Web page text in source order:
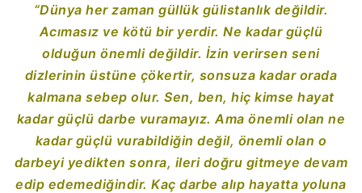
“Dünya her zaman güllük gülistanlık değildir.
Acımasız ve kötü bir yerdir. Ne kadar güçlü
olduğun önemli değildir. İzin verirsen seni
dizlerinin üstüne çökertir, sonsuza kadar orada
kalmana sebep olur. Sen, ben, hiç kimse hayat
kadar güçlü darbe vuramayız. Ama önemli olan ne
kadar güçlü vurabildiğin değil, önemli olan o
darbeyi yedikten sonra, ileri doğru gitmeye devam
edip edemediğindir. Kaç darbe alıp hayatta yoluna